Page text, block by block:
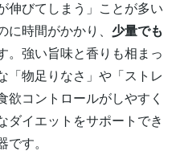
伸びてしまう」ことが多い
に時間がかかり、 少量でも
。強い旨味と香りも相まっ
「物足りなさ」や「ストレ
欲コントロールがしやすく
ダイエットをサポートでき
です。